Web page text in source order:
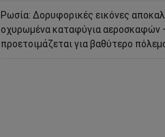
Ρωσία: Δορυφορικές εικόνες
οχυρωμένα καταφύγια αεροσκαφών
προετοιμάζεται για βαθύτερο